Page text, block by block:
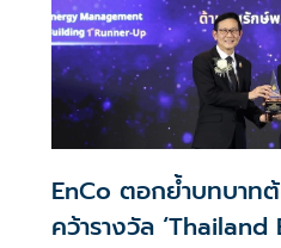
EnCo ตอกย้ำบทบาท
คว้ารางวัล